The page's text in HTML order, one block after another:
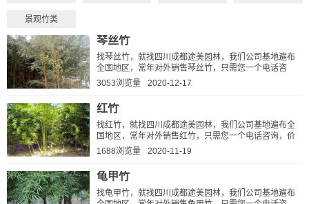
景观竹类
琴丝竹
找琴丝竹，就找四川成都途美园林，我们公司基地遍布
全国地区，常年对外销售琴丝竹，只需您一个电话咨
询，价格更比同行低，当天确定，当天装车发货，无中
3053浏览量 2020-12-17
红竹
找红竹，就找四川成都途美园林，我们公司基地遍布全
国地区，常年对外销售红竹，只需您一个电话咨询，价
格更比同行低，当天确定，当天装车发货，无中间商赚
1688浏览量 2020-11-19
龟甲竹
找龟甲竹，就找四川成都途美园林，我们公司基地遍布